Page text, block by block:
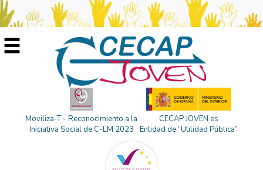
Moviliza-T - Reconocimiento a la
Iniciativa Social de C-LM 2023
CECAP JOVEN es
Entidad de “Utilidad Pública”